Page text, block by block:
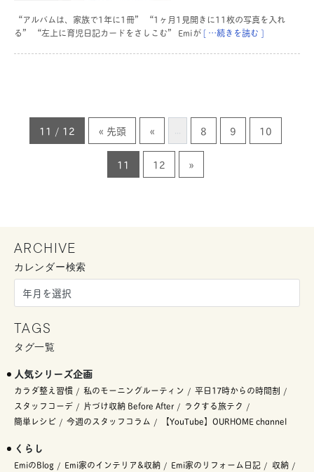
“アルバムは、家族で1年に1冊” “1ヶ月1見開きに11枚の写真を入れ
る” “左上に育児日記カードをさしこむ” Emiが[ …続きを読む ]
11 / 12 « 先頭 « ... 8 9 10
11 12 »
ARCHIVE
カレンダー検索
TAGS
タグ一覧
人気シリーズ企画
カラダ整え習慣 私のモーニングルーティン
平日17時からの時間割
スタッフコーデ
片づけ収納 Before After
ラクする旅テク
簡単レシピ
今週のスタッフコラム 【YouTube】OURHOME channel
くらし
EmiのBlog Emi家のインテリア&収納 Emi家のリフォーム日記
収納